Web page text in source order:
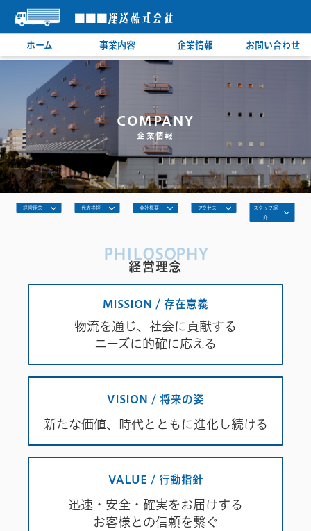
■■■運送株式会社
ホーム 事業内容 企業情報 お問い合わせ
COMPANY
企業情報
経営理念 代表挨拶 会社概要 アクセス
スタッフ紹
介
PHILOSOPHY
経営理念
MISSION / 存在意義
物流を通じ、社会に貢献する
ニーズに的確に応える
VISION / 将来の姿
新たな価値、時代とともに進化し続ける
VALUE / 行動指針
迅速・安全・確実をお届けする
お客様との信頼を繋ぐ